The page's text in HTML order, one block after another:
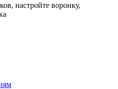
настройте воронку,